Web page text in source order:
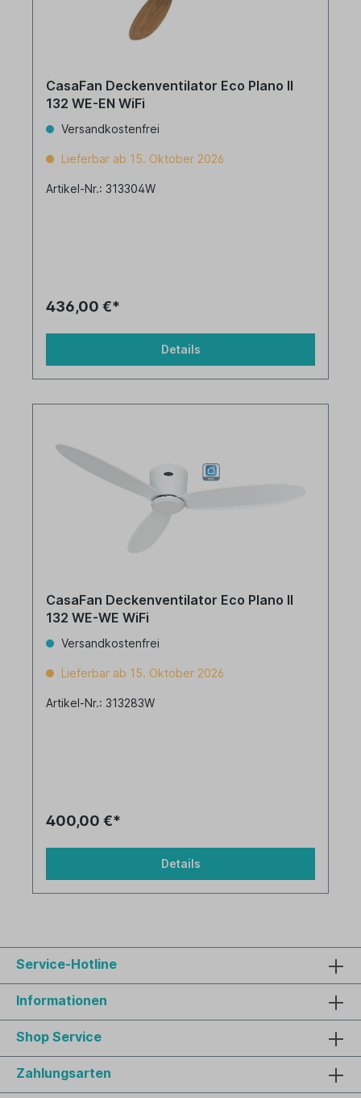
CasaFan Deckenventilator Eco Plano II
132 WE-EN WiFi
Versandkostenfrei
Lieferbar ab 15. Oktober 2026
Artikel-Nr.: 313304W
436,00 €*
Details
CasaFan Deckenventilator Eco Plano II
132 WE-WE WiFi
Versandkostenfrei
Lieferbar ab 15. Oktober 2026
Artikel-Nr.: 313283W
400,00 €*
Details
Service-Hotline
Informationen
Shop Service
Zahlungsarten